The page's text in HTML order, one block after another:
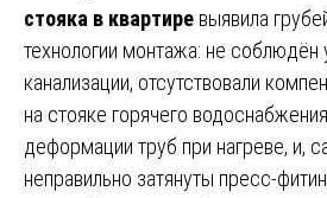
стояка в квартире выявила
технологии монтажа: не соблюдён
канализации, отсутствовали
на стояке горячего
деформации труб при нагреве, и,
неправильно затянуты пресс-